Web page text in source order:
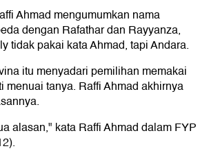
Ahmad mengumumkan nama
dengan Rafathar dan Rayyanza,
tidak pakai kata Ahmad, tapi Andara.
itu menyadari pemilihan memakai
menuai tanya. Raffi Ahmad akhirnya
alasan," kata Raffi Ahmad dalam FYP